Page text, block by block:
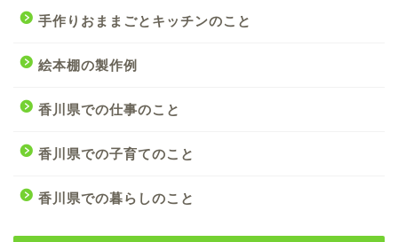
手作りおままごとキッチンのこと
絵本棚の製作例
香川県での仕事のこと
香川県での子育てのこと
香川県での暮らしのこと